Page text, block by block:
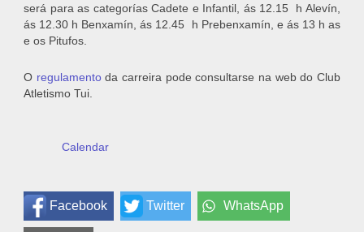
será para as categorías Cadete e Infantil, ás 12.15 h Alevín,
ás 12.30 h Benxamín, ás 12.45 h Prebenxamín, e ás 13 h as
e os Pitufos.
O regulamentoda carreira pode consultarse na web do Club
Atletismo Tui.
Calendar
Facebook Twitter WhatsApp